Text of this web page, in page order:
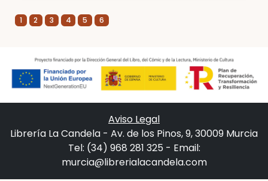
1 2 3 4 5 6
Aviso Legal
Librería La Candela - Av. de los Pinos, 9, 30009 Murcia
Tel: (34) 968 281 325 - Email:
murcia@librerialacandela.com